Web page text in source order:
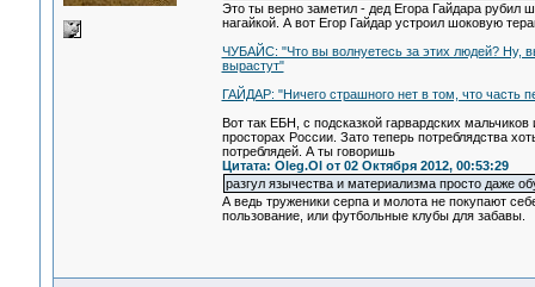
Это ты верно заметил - дед Егора Гайдара рубил
нагайкой. А вот Егор Гайдар устроил шоковую
ЧУБАЙС: "Что вы волнуетесь за этих людей? Ну,
вырастут"
ГАЙДАР: "Ничего страшного нет в том, что часть
Вот так ЕБН, с подсказкой гарвардских
просторах России. Зато теперь потреблядства
потреблядей. А ты говоришь
Цитата: Oleg.Ol от 02 Октября 2012, 00:53:29
разгул язычества и материализма просто даже
А ведь труженики серпа и молота не покупают
пользование, или футбольные клубы для забавы.